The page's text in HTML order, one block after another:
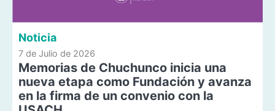
Noticia
7 de Julio de 2026
Memorias de Chuchunco inicia una
nueva etapa como Fundación y avanza
en la firma de un convenio con la